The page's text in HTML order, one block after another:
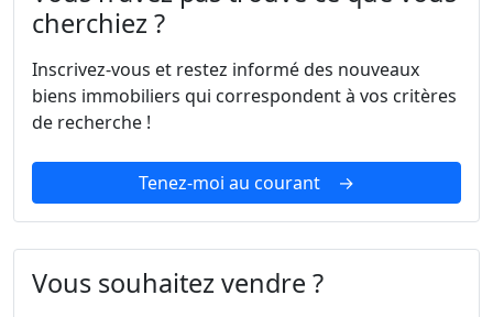
cherchiez ?
Inscrivez-vous et restez informé des nouveaux
biens immobiliers qui correspondent à vos critères
de recherche !
Tenez-moi au courant →
Vous souhaitez vendre ?